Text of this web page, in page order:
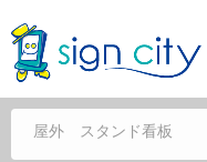
屋外 スタンド看板